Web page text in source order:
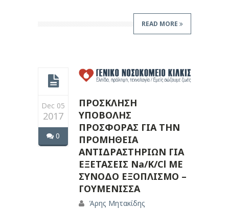
READ MORE
Dec 05
2017
0
ΠΡΟΣΚΛΗΣΗ
ΥΠΟΒΟΛΗΣ
ΠΡΟΣΦΟΡΑΣ ΓΙΑ ΤΗΝ
ΠΡΟΜΗΘΕΙΑ
ΑΝΤΙΔΡΑΣΤΗΡΙΩΝ ΓΙΑ
ΕΞΕΤΑΣΕΙΣ Na/K/Cl ΜΕ
ΣΥΝΟΔΟ ΕΞΟΠΛΙΣΜΟ –
ΓΟΥΜΕΝΙΣΣΑ
Άρης Μητακίδης